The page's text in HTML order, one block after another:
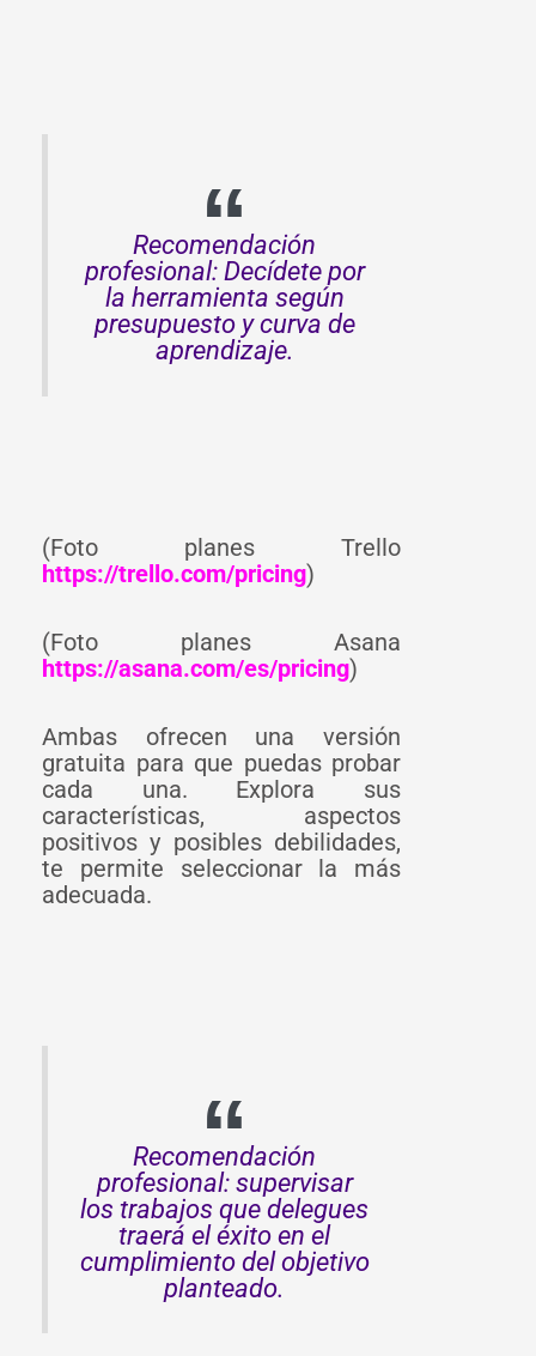
Recomendación
profesional: Decídete por
la herramienta según
presupuesto y curva de
aprendizaje.
(Foto planes Trello
https://trello.com/pricing)
(Foto planes Asana
https://asana.com/es/pricing)
Ambas ofrecen una versión
gratuita para que puedas probar
cada una. Explora sus
características, aspectos
positivos y posibles debilidades,
te permite seleccionar la más
adecuada.
Recomendación
profesional: supervisar
los trabajos que delegues
traerá el éxito en el
cumplimiento del objetivo
planteado.